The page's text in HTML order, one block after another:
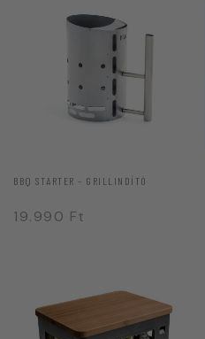
BBQ STARTER – GRILLINDÍTÓ
19.990 Ft